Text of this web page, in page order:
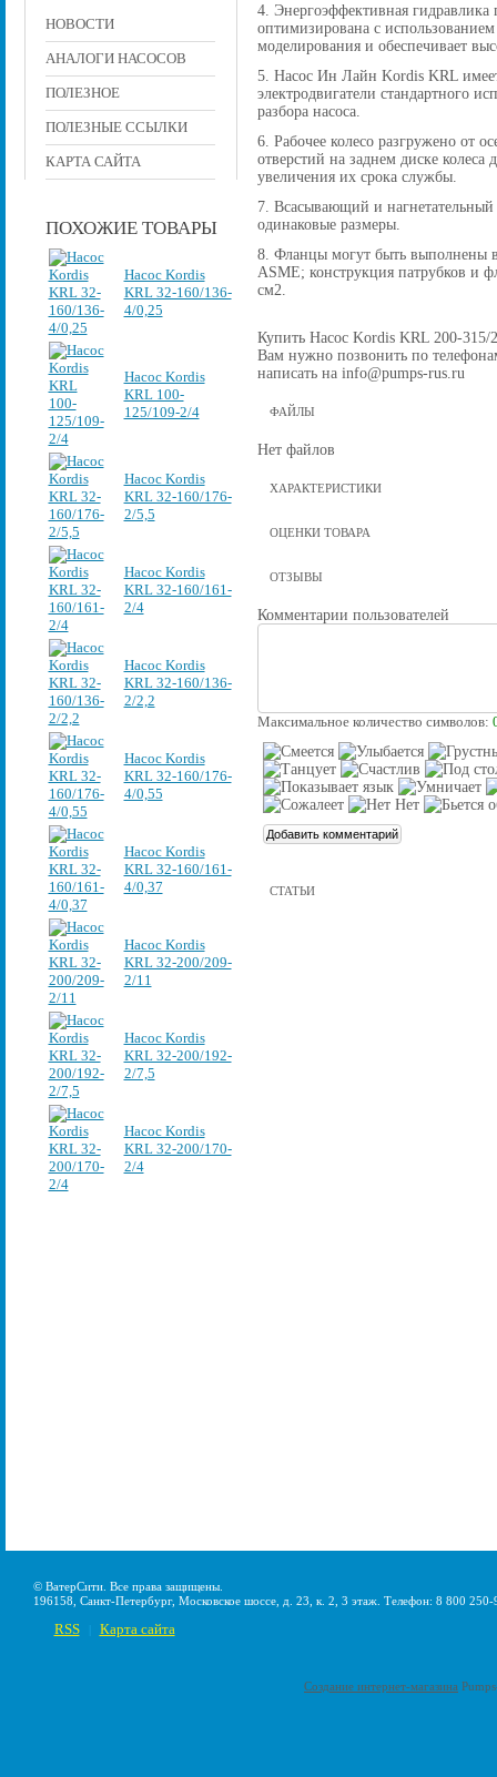
НОВОСТИ
АНАЛОГИ НАСОСОВ
ПОЛЕЗНОЕ
ПОЛЕЗНЫЕ ССЫЛКИ
КАРТА САЙТА
ПОХОЖИЕ ТОВАРЫ
Насос Kordis
KRL 32-160/136-
4/0,25
Насос Kordis
KRL 100-
125/109-2/4
Насос Kordis
KRL 32-160/176-
2/5,5
Насос Kordis
KRL 32-160/161-
2/4
Насос Kordis
KRL 32-160/136-
2/2,2
Насос Kordis
KRL 32-160/176-
4/0,55
Насос Kordis
KRL 32-160/161-
4/0,37
Насос Kordis
KRL 32-200/209-
2/11
Насос Kordis
KRL 32-200/192-
2/7,5
Насос Kordis
KRL 32-200/170-
2/4
4. Энергоэффективная
оптимизирована с
моделирования и обеспечивает
5. Насос Ин Лайн Kordis KRL
электродвигатели стандартного
разбора насоса.
6. Рабочее колесо разгружено от
отверстий на заднем диске
увеличения их срока службы.
7. Всасывающий и
одинаковые размеры.
8. Фланцы могут быть выполнены
ASME; конструкция патрубков и
см2.
Купить Насос Kordis KRL 200-315/
Вам нужно позвонить по
написать на info@pumps-rus.ru
ФАЙЛЫ
Нет файлов
ХАРАКТЕРИСТИКИ
ОЦЕНКИ ТОВАРА
ОТЗЫВЫ
Комментарии пользователей
Максимальное количество символов:
СТАТЬИ
© ВатерСити. Все права защищены.
196158, Санкт-Петербург, Московское шоссе, д. 23, к. 2, 3 этаж. Телефон: 8 800
RSS Карта сайта
Создание интернет-магазина